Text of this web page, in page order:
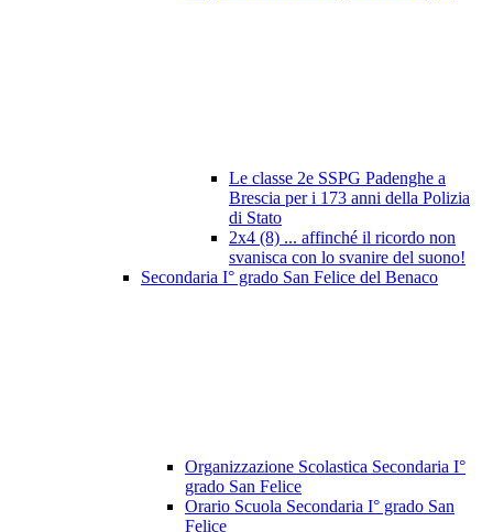
Le classe 2e SSPG Padenghe a
Brescia per i 173 anni della Polizia
di Stato
2x4 (8) ... affinché il ricordo non
svanisca con lo svanire del suono!
Secondaria I° grado San Felice del Benaco
Organizzazione Scolastica Secondaria I°
grado San Felice
Orario Scuola Secondaria I° grado San
Felice